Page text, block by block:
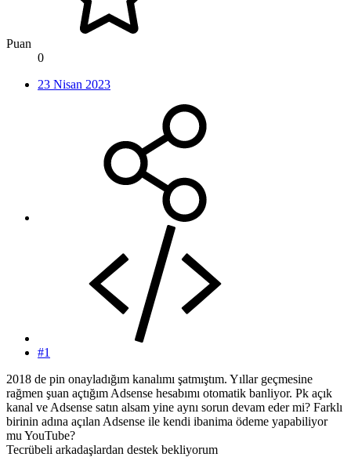
Puan
0
23 Nisan 2023
#1
2018 de pin onayladığım kanalımı şatmıştım. Yıllar geçmesine
rağmen şuan açtığım Adsense hesabımı otomatik banliyor. Pk açık
kanal ve Adsense satın alsam yine aynı sorun devam eder mi? Farklı
birinin adına açılan Adsense ile kendi ibanima ödeme yapabiliyor
mu YouTube?
Tecrübeli arkadaşlardan destek bekliyorum